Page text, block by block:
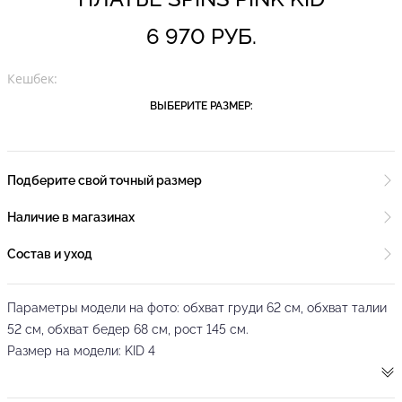
6 970 РУБ.
Кешбек:
ВЫБЕРИТЕ РАЗМЕР:
Подберите свой точный размер
Наличие в магазинах
Состав и уход
Параметры модели на фото: обхват груди 62 см, обхват талии
52 см, обхват бедер 68 см, рост 145 см.
Размер на модели: KID 4